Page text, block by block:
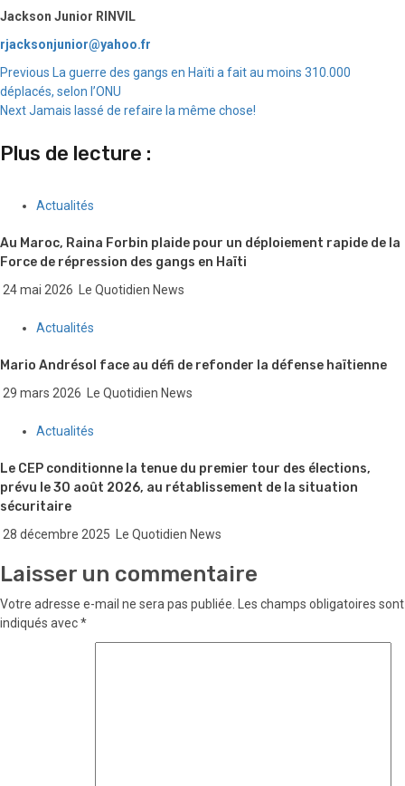
Jackson Junior RINVIL
rjacksonjunior@yahoo.fr
Continue
Reading
Previous La guerre des gangs en Haïti a fait au moins 310.000
déplacés, selon l’ONU
NextJamais lassé de refaire la même chose!
Plus de lecture :
Actualités
Au Maroc, Raina Forbin plaide pour un déploiement rapide de la
Force de répression des gangs en Haïti
24 mai 2026 Le Quotidien News
Actualités
Mario Andrésol face au défi de refonder la défense haïtienne
29 mars 2026 Le Quotidien News
Actualités
Le CEP conditionne la tenue du premier tour des élections,
prévu le 30 août 2026, au rétablissement de la situation
sécuritaire
28 décembre 2025 Le Quotidien News
Laisser un commentaire
Votre adresse e-mail ne sera pas publiée.
Les champs obligatoires sont
indiqués avec*